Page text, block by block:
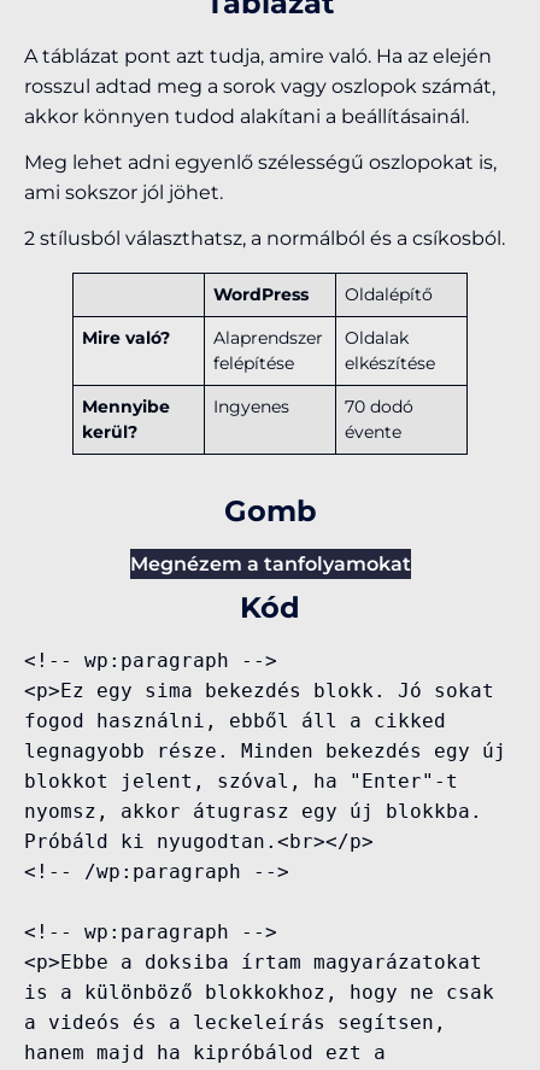
A táblázat pont azt tudja, amire való. Ha az elején
rosszul adtad meg a sorok vagy oszlopok számát,
akkor könnyen tudod alakítani a beállításainál.
Meg lehet adni egyenlő szélességű oszlopokat is,
ami sokszor jól jöhet.
2 stílusból választhatsz, a normálból és a csíkosból.
WordPress
Oldalépítő
Mire való?
Alaprendszer
felépítése
Oldalak
elkészítése
Mennyibe
kerül?
Ingyenes
70 dodó
évente
Gomb
Megnézem a tanfolyamokat
Kód
<!-- wp:paragraph -->
<p>Ez egy sima bekezdés blokk. Jó sokat
fogod használni, ebből áll a cikked
legnagyobb része. Minden bekezdés egy új
blokkot jelent, szóval, ha "Enter"-t
nyomsz, akkor átugrasz egy új blokkba.
Próbáld ki nyugodtan.<br></p>
<!-- /wp:paragraph -->
<!-- wp:paragraph -->
<p>Ebbe a doksiba írtam magyarázatokat
is a különböző blokkokhoz, hogy ne csak
a videós és a leckeleírás segítsen,
hanem majd ha kipróbálod ezt a